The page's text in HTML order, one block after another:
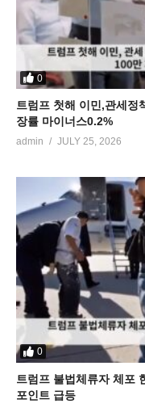
0
트럼프 첫해 이민,관세정
장률 마이너스0.2%
admin JULY 25, 2026
0
트럼프 불법체류자 체포
포인트 급등